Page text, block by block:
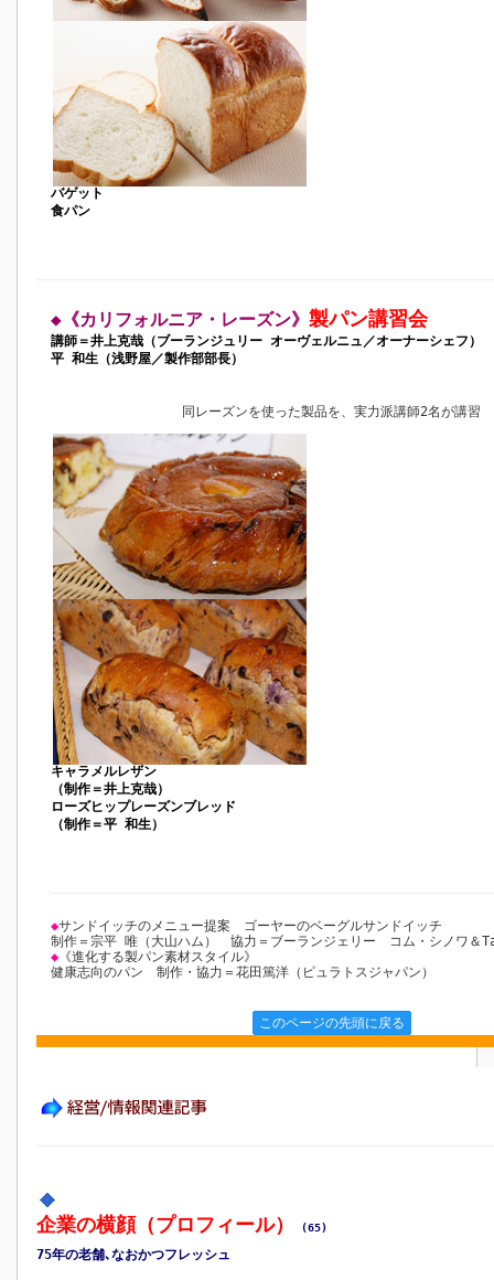
バゲット
食パン
◆《カリフォルニア・レーズン》 製パン講習会
講師＝井上克哉（ブーランジュリー オーヴェルニュ／オーナーシェフ）
平 和生（浅野屋／製作部部長）
同レーズンを使った製品を、実力派講師2名が講習
キャラメルレザン
（制作＝井上克哉）
ローズヒップレーズンブレッド
（制作＝平 和生）
◆サンドイッチのメニュー提案 ゴーヤーのベーグルサンドイッチ
制作＝宗平 唯（大山ハム） 協力＝ブーランジェリー コム・シノワ＆
◆《進化する製パン素材スタイル》
健康志向のパン 制作・協力＝花田篤洋（ピュラトスジャパン）
このページの先頭に戻る
企業の横顔（プロフィール） (65)
75年の老舗､なおかつフレッシュ